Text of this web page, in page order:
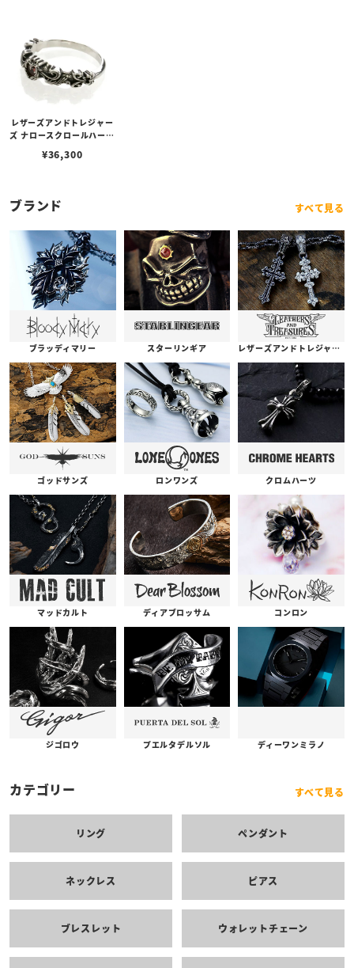
レザーズアンドトレジャー
ズ ナロースクロールハート
¥36,300
ブランド すべて見る
ブラッディマリー スターリンギア レザーズアンドトレジャーズ
ゴッドサンズ ロンワンズ クロムハーツ
マッドカルト ディアブロッサム コンロン
ジゴロウ プエルタデルソル ディーワンミラノ
カテゴリー すべて見る
リング ペンダント
ネックレス ピアス
ブレスレット ウォレットチェーン